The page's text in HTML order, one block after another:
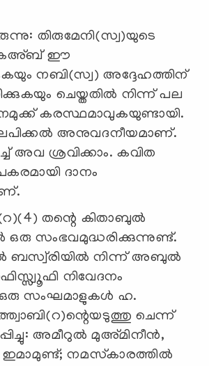
തിരുമേനി(സ്വ)യുടെ
കഅ്ബ് ഈ
നബി(സ്വ) അദ്ദേഹത്തിന്
ചെയ്തതില്‍ നിന്ന് പല
കരസ്ഥമാവുകയുണ്ടായി.
അനുവദനീയമാണ്.
അവ ശ്രവിക്കാം. കവിത
ദാനം
തന്റെ കിതാബുല്‍
ഒരു സംഭവമുദ്ധരിക്കുന്നുണ്ട്.
ബസ്വ്‌രിയില്‍ നിന്ന് അബുല്‍
നിവേദനം
സംഘമാളുകള്‍ ഹ.
ചെന്ന്
അമീറുല്‍ മുഅ്മിനീന്‍,
നമസ്‌കാരത്തില്‍